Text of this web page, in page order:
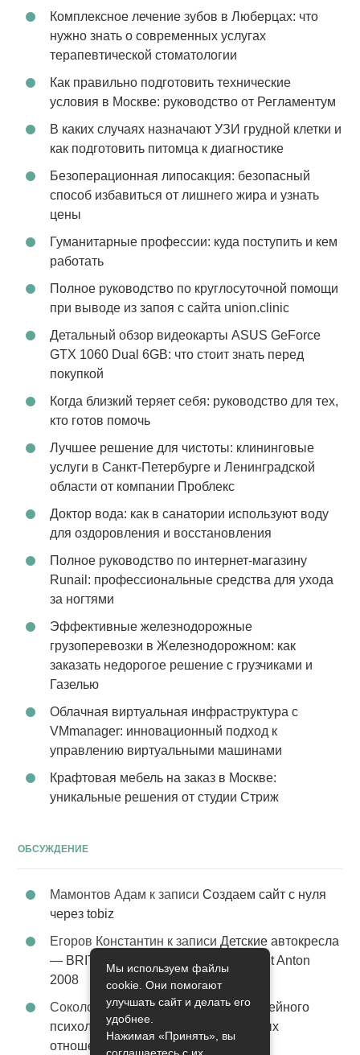
Комплексное лечение зубов в Люберцах: что
нужно знать о современных услугах
терапевтической стоматологии
Как правильно подготовить технические
условия в Москве: руководство от Регламентум
В каких случаях назначают УЗИ грудной клетки и
как подготовить питомца к диагностике
Безоперационная липосакция: безопасный
способ избавиться от лишнего жира и узнать
цены
Гуманитарные профессии: куда поступить и кем
работать
Полное руководство по круглосуточной помощи
при выводе из запоя с сайта union.clinic
Детальный обзор видеокарты ASUS GeForce
GTX 1060 Dual 6GB: что стоит знать перед
покупкой
Когда близкий теряет себя: руководство для тех,
кто готов помочь
Лучшее решение для чистоты: клининговые
услуги в Санкт-Петербурге и Ленинградской
области от компании Проблекс
Доктор вода: как в санатории используют воду
для оздоровления и восстановления
Полное руководство по интернет-магазину
Runail: профессиональные средства для ухода
за ногтями
Эффективные железнодорожные
грузоперевозки в Железнодорожном: как
заказать недорогое решение с грузчиками и
Газелью
Облачная виртуальная инфраструктура с
VMmanager: инновационный подход к
управлению виртуальными машинами
Крафтовая мебель на заказ в Москве:
уникальные решения от студии Стриж
ОБСУЖДЕНИЕ
Мамонтов Адам к записиСоздаем сайт с нуля
через tobiz
Егоров Константин к записиДетские автокресла
— BRITAX Evolva 1-2-3 (1-2-3) цвет St Anton
2008
Соколова Эльзак записиУслуги семейного
психолога – стабильность в семейных
отношениях
Мы используем файлы
cookie. Они помогают
улучшать сайт и делать его
удобнее.
Нажимая «Принять», вы